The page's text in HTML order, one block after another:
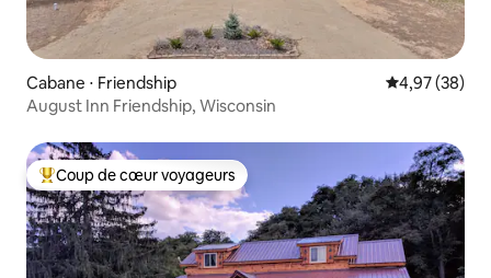
Cabane ⋅ Friendship Évaluation
4,97 (38)
August Inn Friendship, Wisconsin
Coups de cœur voyageurs les plus appréciés
Coup de cœur voyageurs